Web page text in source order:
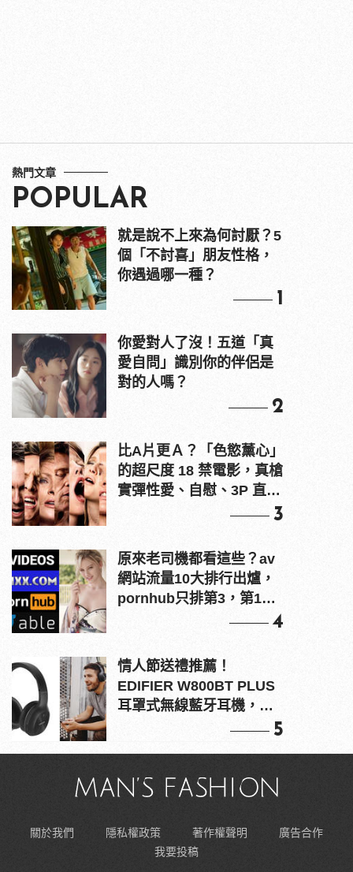
熱門文章
POPULAR
就是說不上來為何討厭？5
個「不討喜」朋友性格，
你遇過哪一種？
1
你愛對人了沒！五道「真
愛自問」識別你的伴侶是
對的人嗎？
2
比A片更Ａ？「色慾薰心」
的超尺度 18 禁電影，真槍
實彈性愛、自慰、3P 直接
3
原來老司機都看這些？av
網站流量10大排行出爐，
pornhub只排第3，第1名
4
情人節送禮推薦！
EDIFIER W800BT PLUS
耳罩式無線藍牙耳機，在
5
關於我們 隱私權政策 著作權聲明
廣告合作
我要投稿